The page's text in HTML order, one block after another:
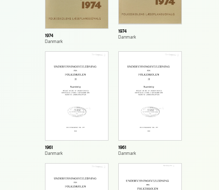
1974
Danmark
1974
Danmark
1961
Danmark
1961
Danmark